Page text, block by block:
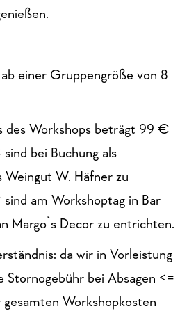
einer Gruppengröße von 8
des Workshops beträgt 99 €
bei Buchung als
Weingut W. Häfner zu
am Workshoptag in Bar
Margo`s Decor zu entrichten.
da wir in Vorleistung
Stornogebühr bei Absagen <=
gesamten Workshopkosten